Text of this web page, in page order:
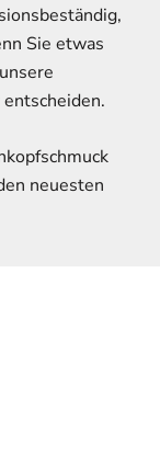
Sie etwas
neuesten